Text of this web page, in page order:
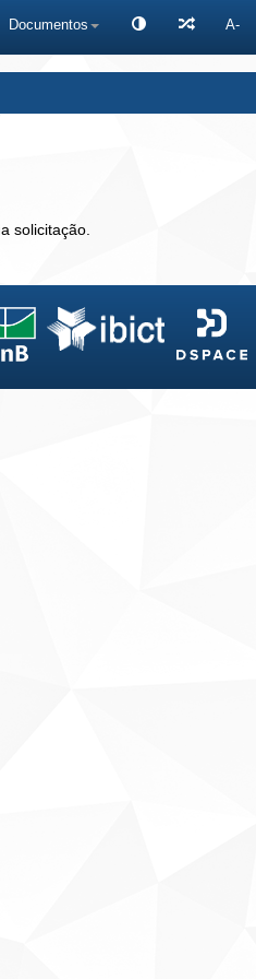
Documentos A-
solicitação.